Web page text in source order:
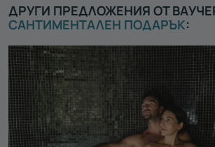
ДРУГИ ПРЕДЛОЖЕНИЯ ОТ
САНТИМЕНТАЛЕН ПОДАРЪК: